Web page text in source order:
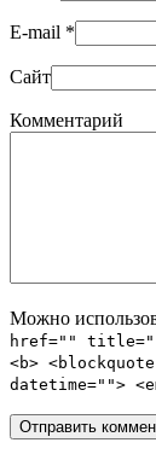
E-mail *
Сайт
Комментарий
Можно
href=""
<b>
datetime="">